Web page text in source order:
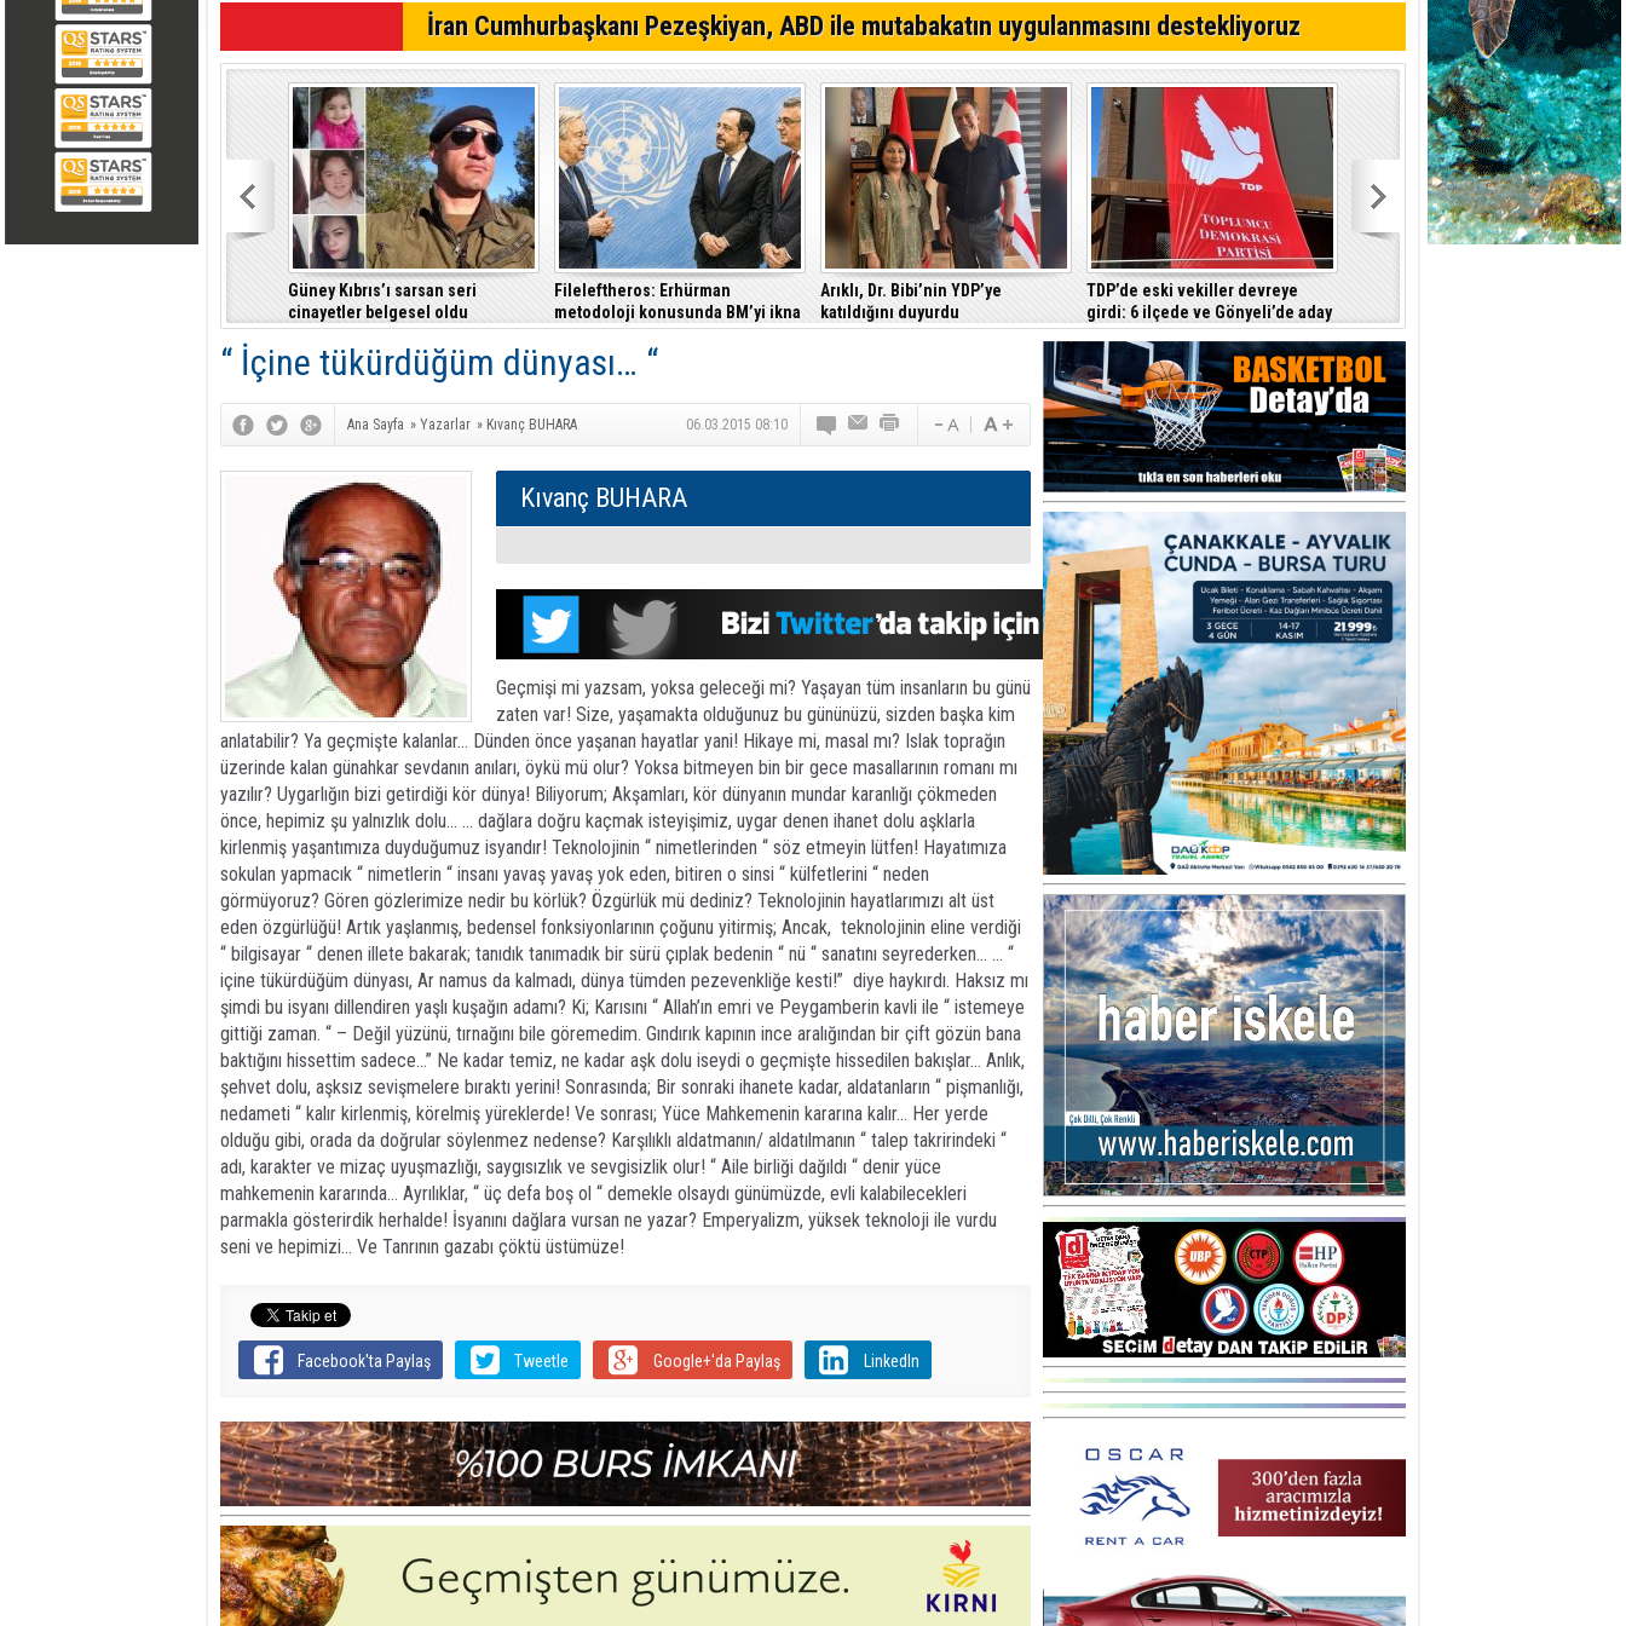
Eğlence mekanına tabanca ile gitti, tutuklandı
Trafik denetimlerinde 520 sürücü rapor edildi
İran Cumhurbaşkanı Pezeşkiyan, ABD ile mutabakatın uygulanmasını destekliyoruz
Güney Kıbrıs’ı sarsan seri
cinayetler belgesel oldu
Fileleftheros: Erhürman
metodoloji konusunda BM’yi ikna
etti
Arıklı, Dr. Bibi’nin YDP’ye
katıldığını duyurdu
TDP’de eski vekiller devreye
girdi: 6 ilçede ve Gönyeli’de aday
çıkarılması gündemde
“ İçine tükürdüğüm dünyası… “
Ana Sayfa » Yazarlar » Kıvanç BUHARA 06.03.2015 08:10
Kıvanç BUHARA
Geçmişi mi yazsam, yoksa geleceği mi? Yaşayan tüm insanların bu günü
zaten var! Size, yaşamakta olduğunuz bu gününüzü, sizden başka kim
anlatabilir? Ya geçmişte kalanlar… Dünden önce yaşanan hayatlar yani! Hikaye mi, masal mı? Islak toprağın
üzerinde kalan günahkar sevdanın anıları, öykü mü olur? Yoksa bitmeyen bin bir gece masallarının romanı mı
yazılır? Uygarlığın bizi getirdiği kör dünya! Biliyorum; Akşamları, kör dünyanın mundar karanlığı çökmeden
önce, hepimiz şu yalnızlık dolu… … dağlara doğru kaçmak isteyişimiz, uygar denen ihanet dolu aşklarla
kirlenmiş yaşantımıza duyduğumuz isyandır! Teknolojinin “ nimetlerinden “ söz etmeyin lütfen! Hayatımıza
sokulan yapmacık “ nimetlerin “ insanı yavaş yavaş yok eden, bitiren o sinsi “ külfetlerini “ neden
görmüyoruz? Gören gözlerimize nedir bu körlük? Özgürlük mü dediniz? Teknolojinin hayatlarımızı alt üst
eden özgürlüğü! Artık yaşlanmış, bedensel fonksiyonlarının çoğunu yitirmiş; Ancak, teknolojinin eline verdiği
“ bilgisayar “ denen illete bakarak; tanıdık tanımadık bir sürü çıplak bedenin “ nü “ sanatını seyrederken… … “
içine tükürdüğüm dünyası, Ar namus da kalmadı, dünya tümden pezevenkliğe kesti!” diye haykırdı. Haksız mı
şimdi bu isyanı dillendiren yaşlı kuşağın adamı? Ki; Karısını “ Allah’ın emri ve Peygamberin kavli ile “ istemeye
gittiği zaman. “ – Değil yüzünü, tırnağını bile göremedim. Gındırık kapının ince aralığından bir çift gözün bana
baktığını hissettim sadece…” Ne kadar temiz, ne kadar aşk dolu iseydi o geçmişte hissedilen bakışlar… Anlık,
şehvet dolu, aşksız sevişmelere bıraktı yerini! Sonrasında; Bir sonraki ihanete kadar, aldatanların “ pişmanlığı,
nedameti “ kalır kirlenmiş, körelmiş yüreklerde! Ve sonrası; Yüce Mahkemenin kararına kalır… Her yerde
olduğu gibi, orada da doğrular söylenmez nedense? Karşılıklı aldatmanın/ aldatılmanın “ talep takririndeki “
adı, karakter ve mizaç uyuşmazlığı, saygısızlık ve sevgisizlik olur! “ Aile birliği dağıldı “ denir yüce
mahkemenin kararında… Ayrılıklar, “ üç defa boş ol “ demekle olsaydı günümüzde, evli kalabilecekleri
parmakla gösterirdik herhalde! İsyanını dağlara vursan ne yazar? Emperyalizm, yüksek teknoloji ile vurdu
seni ve hepimizi… Ve Tanrının gazabı çöktü üstümüze!
Facebook'ta Paylaş Tweetle Google+'da Paylaş LinkedIn